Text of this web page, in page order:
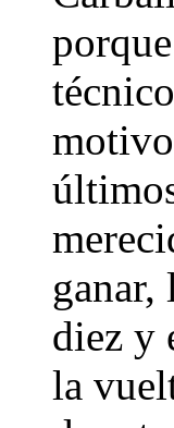
ganar,
diez y
la